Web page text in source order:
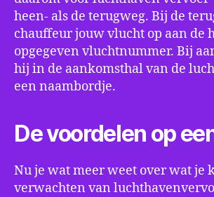
heen- als de terugweg. Bij de
chauffeur jouw vlucht op aan de
opgegeven vluchtnummer. Bij
hij in de aankomsthal van de
een naambordje.
De voordelen op
Nu je wat meer weet over wat je
verwachten van